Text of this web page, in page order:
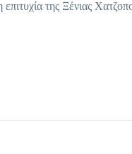
της Ξένιας